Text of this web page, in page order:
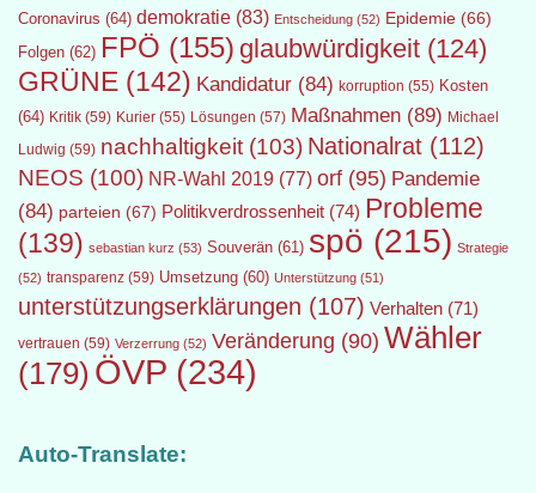
Coronavirus (64) demokratie (83) Entscheidung (52) Epidemie (66)
Folgen (62) FPÖ (155) glaubwürdigkeit (124)
GRÜNE (142) Kandidatur (84) korruption (55) Kosten
(64) Kritik (59) Kurier (55) Lösungen (57) Maßnahmen (89) Michael
Ludwig (59) nachhaltigkeit (103) Nationalrat (112)
NEOS (100) NR-Wahl 2019 (77) orf (95) Pandemie
(84) parteien (67) Politikverdrossenheit (74) Probleme
(139) sebastian kurz (53) Souverän (61) spö (215) Strategie
(52) transparenz (59) Umsetzung (60) Unterstützung (51)
unterstützungserklärungen (107) Verhalten (71)
vertrauen (59) Verzerrung (52) Veränderung (90) Wähler
(179) ÖVP (234)
Auto-Translate: